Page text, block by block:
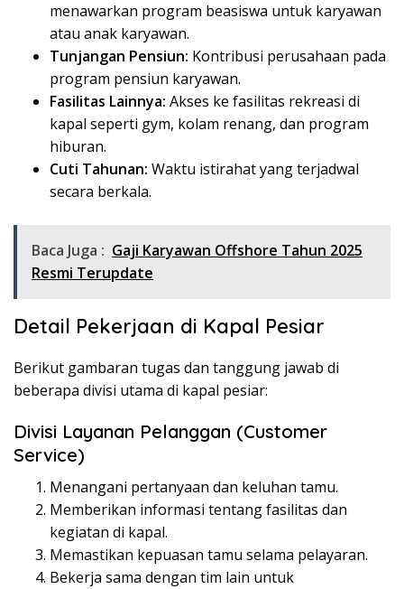
menawarkan program beasiswa untuk karyawan
atau anak karyawan.
Tunjangan Pensiun: Kontribusi perusahaan pada
program pensiun karyawan.
Fasilitas Lainnya: Akses ke fasilitas rekreasi di
kapal seperti gym, kolam renang, dan program
hiburan.
Cuti Tahunan: Waktu istirahat yang terjadwal
secara berkala.
Baca Juga : Gaji Karyawan Offshore Tahun 2025
Resmi Terupdate
Detail Pekerjaan di Kapal Pesiar
Berikut gambaran tugas dan tanggung jawab di
beberapa divisi utama di kapal pesiar:
Divisi Layanan Pelanggan (Customer
Service)
Menangani pertanyaan dan keluhan tamu.
Memberikan informasi tentang fasilitas dan
kegiatan di kapal.
Memastikan kepuasan tamu selama pelayaran.
Bekerja sama dengan tim lain untuk